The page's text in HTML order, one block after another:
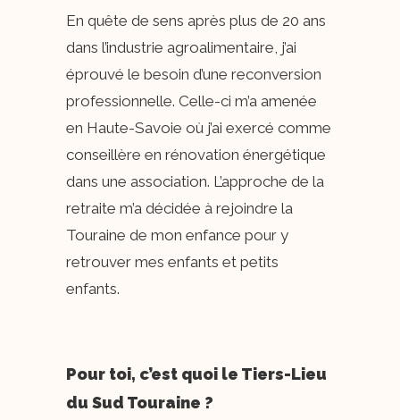
En quête de sens après plus de 20 ans
dans l’industrie agroalimentaire, j’ai
éprouvé le besoin d’une reconversion
professionnelle. Celle-ci m’a amenée
en Haute-Savoie où j’ai exercé comme
conseillère en rénovation énergétique
dans une association. L’approche de la
retraite m’a décidée à rejoindre la
Touraine de mon enfance pour y
retrouver mes enfants et petits
enfants.
Pour toi, c’est quoi le Tiers-Lieu
du Sud Touraine ?